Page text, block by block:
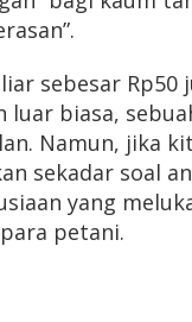
sebesar Rp50
biasa,
Namun, jika
sekadar soal
yang
petani.